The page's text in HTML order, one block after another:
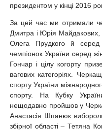
президентом у кінці 2016
За цей час ми отримали
Дмитра і Юрія Майдакових,
Олега Прудкого й серед
чемпіонок України серед
Гончар і цілу когорту
вагових категоріях.
спорту України
спорту. На Кубку
нещодавно пройшов у
Анастасія Шпанюк
збірної області – Тетяна